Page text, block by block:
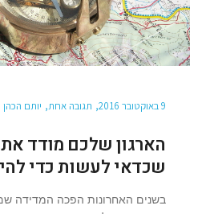
9 באוקטובר 2016 תגובה אחת יותם הכהן
שכדאי לעשות כדי
בשנים האחרונות הפכה המדידה שם